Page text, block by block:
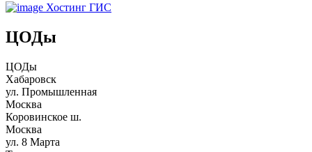
Хостинг ГИС
ЦОДы
ЦОДы
Хабаровск
ул. Промышленная
Москва
Коровинское ш.
Москва
ул. 8 Марта